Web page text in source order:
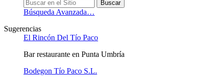
Búsqueda Avanzada…
Sugerencias
El Rincón Del Tío Paco
Bar restaurante en Punta Umbría
Bodegon Tío Paco S.L.